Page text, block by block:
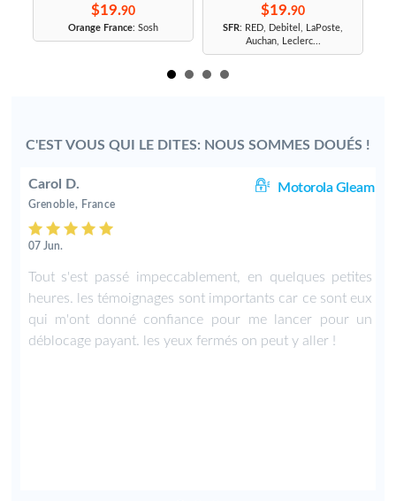
$19.90
Orange France: Sosh
$19.90
SFR: RED, Debitel, LaPoste,
Auchan, Leclerc...
C'EST VOUS QUI LE DITES: NOUS SOMMES DOUÉS !
Carol D. Motorola Gleam
Grenoble, France
07 Jun.
Tout s'est passé impeccablement, en quelques petites
heures. les témoignages sont importants car ce sont eux
qui m'ont donné confiance pour me lancer pour un
déblocage payant. les yeux fermés on peut y aller !